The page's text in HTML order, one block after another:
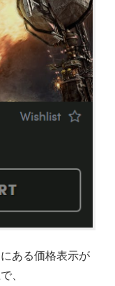
ある価格表示が
、